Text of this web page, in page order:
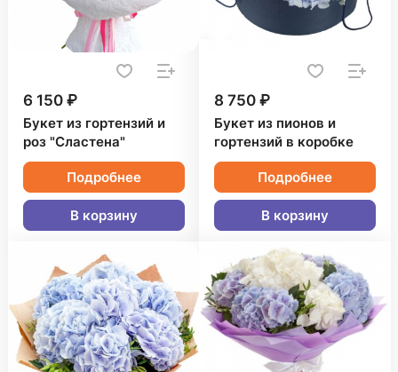
6 150 ₽
Букет из гортензий и
роз "Сластена"
Подробнее
В корзину
8 750 ₽
Букет из пионов и
гортензий в коробке
Подробнее
В корзину